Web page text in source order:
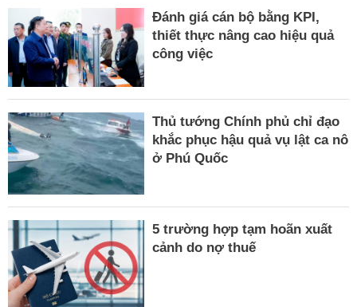
Đánh giá cán bộ bằng KPI,
thiết thực nâng cao hiệu quả
công việc
Thủ tướng Chính phủ chỉ đạo
khắc phục hậu quả vụ lật ca nô
ở Phú Quốc
5 trường hợp tạm hoãn xuất
cảnh do nợ thuế